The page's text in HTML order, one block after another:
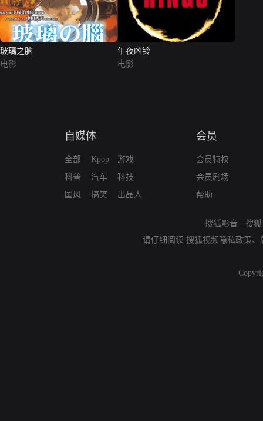
玻璃之脑
电影
午夜凶铃
电影
自媒体
全部
科普
国风
Kpop
汽车
搞笑
游戏
科技
出品人
会员
会员特权
会员剧场
帮助
搜狐影音 - 搜
请仔细阅读 搜狐视频隐私政策、